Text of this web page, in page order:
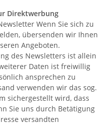
Direktwerbung
Wenn Sie sich zu
übersenden wir Ihnen
Angeboten.
des Newsletters ist allein
Daten ist freiwillig
ansprechen zu
verwenden wir das sog.
sichergestellt wird, dass
Sie uns durch Betätigung
versandten